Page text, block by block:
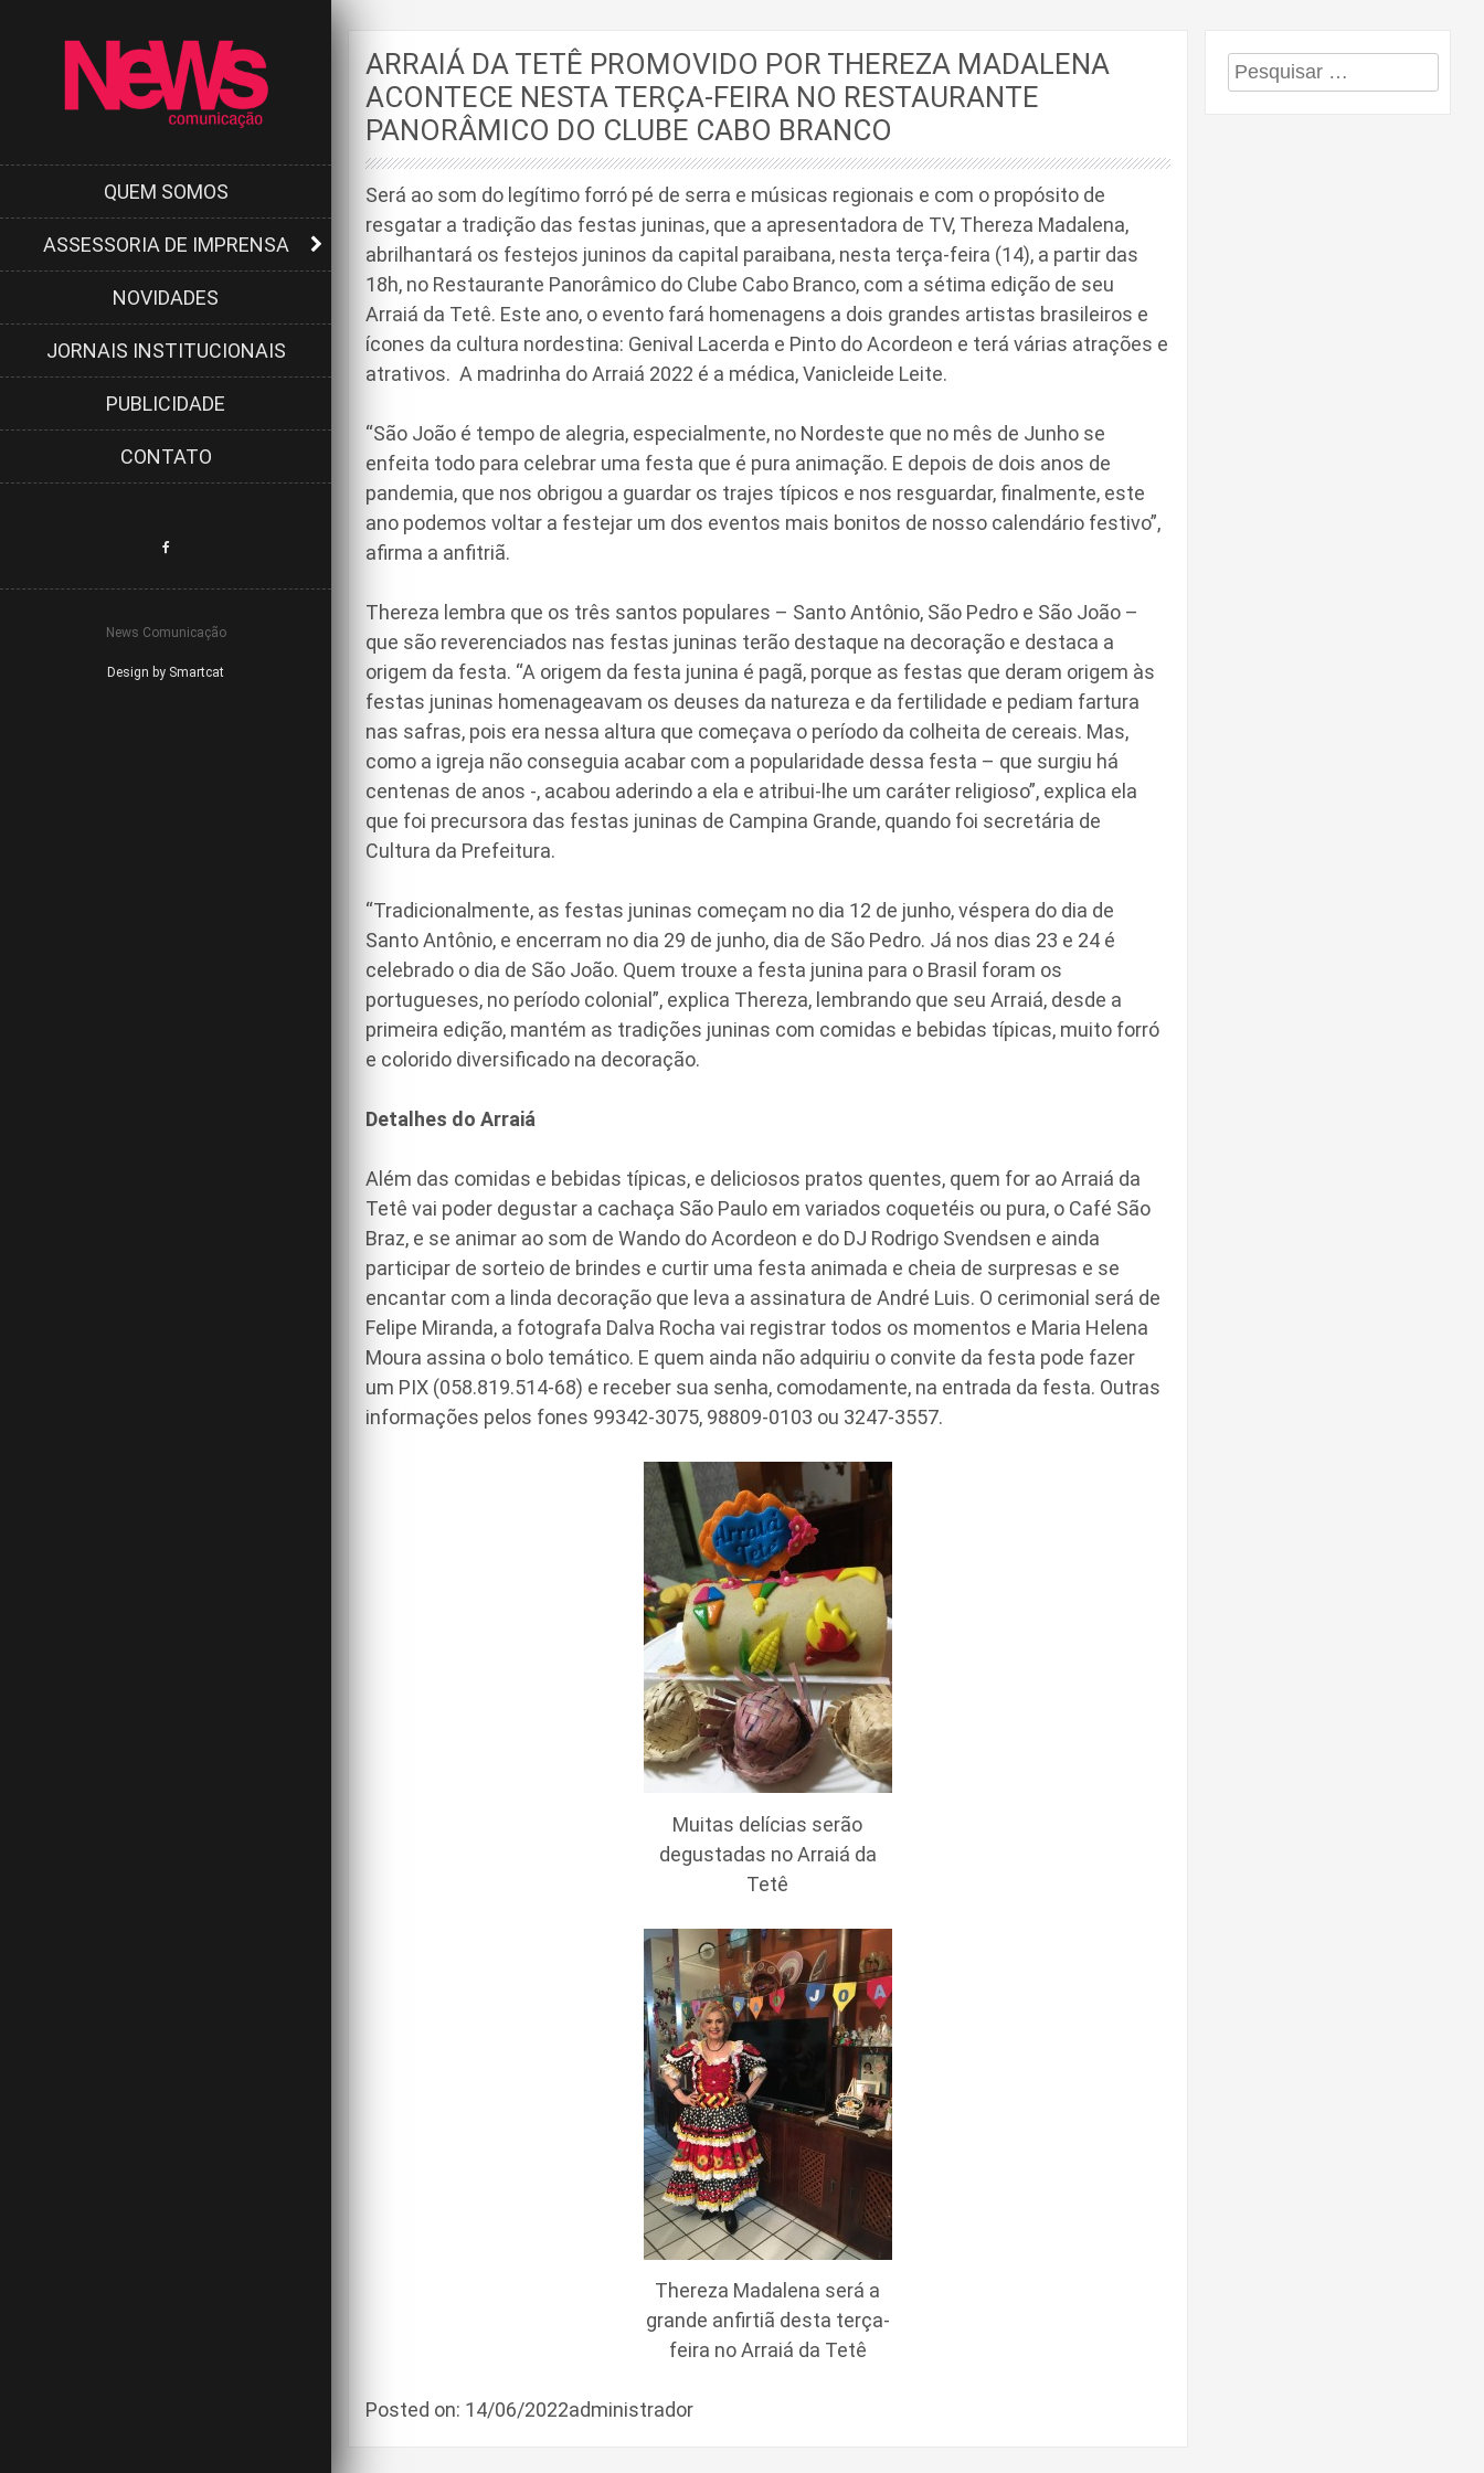
QUEM SOMOS
ASSESSORIA DE IMPRENSA
NOVIDADES
JORNAIS INSTITUCIONAIS
PUBLICIDADE
CONTATO
News Comunicação
Design by Smartcat
ARRAIÁ DA TETÊ PROMOVIDO POR THEREZA MADALENA
ACONTECE NESTA TERÇA-FEIRA NO RESTAURANTE
PANORÂMICO DO CLUBE CABO BRANCO
Será ao som do legítimo forró pé de serra e músicas regionais e com o propósito de
resgatar a tradição das festas juninas, que a apresentadora de TV, Thereza Madalena,
abrilhantará os festejos juninos da capital paraibana, nesta terça-feira (14), a partir das
18h, no Restaurante Panorâmico do Clube Cabo Branco, com a sétima edição de seu
Arraiá da Tetê. Este ano, o evento fará homenagens a dois grandes artistas brasileiros e
ícones da cultura nordestina: Genival Lacerda e Pinto do Acordeon e terá várias atrações e
atrativos. A madrinha do Arraiá 2022 é a médica, Vanicleide Leite.
“São João é tempo de alegria, especialmente, no Nordeste que no mês de Junho se
enfeita todo para celebrar uma festa que é pura animação. E depois de dois anos de
pandemia, que nos obrigou a guardar os trajes típicos e nos resguardar, finalmente, este
ano podemos voltar a festejar um dos eventos mais bonitos de nosso calendário festivo”,
afirma a anfitriã.
Thereza lembra que os três santos populares – Santo Antônio, São Pedro e São João –
que são reverenciados nas festas juninas terão destaque na decoração e destaca a
origem da festa. “A origem da festa junina é pagã, porque as festas que deram origem às
festas juninas homenageavam os deuses da natureza e da fertilidade e pediam fartura
nas safras, pois era nessa altura que começava o período da colheita de cereais. Mas,
como a igreja não conseguia acabar com a popularidade dessa festa – que surgiu há
centenas de anos -, acabou aderindo a ela e atribui-lhe um caráter religioso”, explica ela
que foi precursora das festas juninas de Campina Grande, quando foi secretária de
Cultura da Prefeitura.
“Tradicionalmente, as festas juninas começam no dia 12 de junho, véspera do dia de
Santo Antônio, e encerram no dia 29 de junho, dia de São Pedro. Já nos dias 23 e 24 é
celebrado o dia de São João. Quem trouxe a festa junina para o Brasil foram os
portugueses, no período colonial”, explica Thereza, lembrando que seu Arraiá, desde a
primeira edição, mantém as tradições juninas com comidas e bebidas típicas, muito forró
e colorido diversificado na decoração.
Detalhes do Arraiá
Além das comidas e bebidas típicas, e deliciosos pratos quentes, quem for ao Arraiá da
Tetê vai poder degustar a cachaça São Paulo em variados coquetéis ou pura, o Café São
Braz, e se animar ao som de Wando do Acordeon e do DJ Rodrigo Svendsen e ainda
participar de sorteio de brindes e curtir uma festa animada e cheia de surpresas e se
encantar com a linda decoração que leva a assinatura de André Luis. O cerimonial será de
Felipe Miranda, a fotografa Dalva Rocha vai registrar todos os momentos e Maria Helena
Moura assina o bolo temático. E quem ainda não adquiriu o convite da festa pode fazer
um PIX (058.819.514-68) e receber sua senha, comodamente, na entrada da festa. Outras
informações pelos fones 99342-3075, 98809-0103 ou 3247-3557.
Muitas delícias serão
degustadas no Arraiá da
Tetê
Thereza Madalena será a
grande anfirtiã desta terça-
feira no Arraiá da Tetê
Posted on: 14/06/2022administrador
Pesquisar
por: